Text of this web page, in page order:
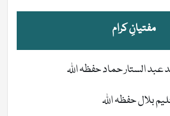
مفتیانِ کرام
الستار حماد حفظہ اللہ
بلال حفظہ اللہ